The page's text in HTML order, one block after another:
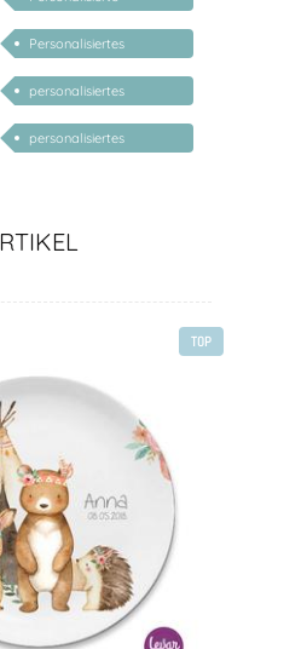
Babygeschenke
Personalisiertes
Geschenk zur Geburt
personalisiertes
Babygeschenk Junge
personalisiertes
TOP